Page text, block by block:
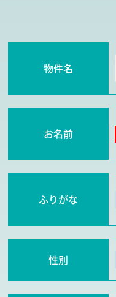
物件名
お名前
ふりがな
性別